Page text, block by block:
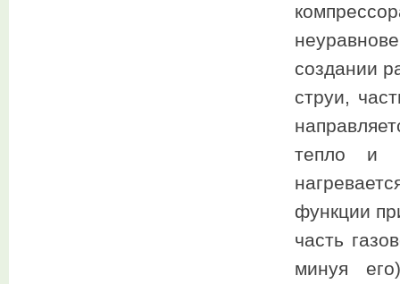
создании
струи,
тепло и
функции
часть
минуя